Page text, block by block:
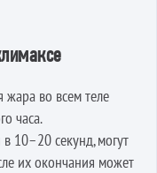
во всем теле
часа.
10–20 секунд, могут
их окончания может